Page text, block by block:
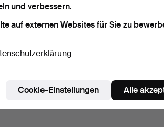
und verbessern.
auf externen Websites für Sie zu
Cookie-Einstellungen Alle